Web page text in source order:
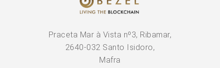
Praceta Mar à Vista nº3, Ribamar,
2640-032 Santo Isidoro,
Mafra